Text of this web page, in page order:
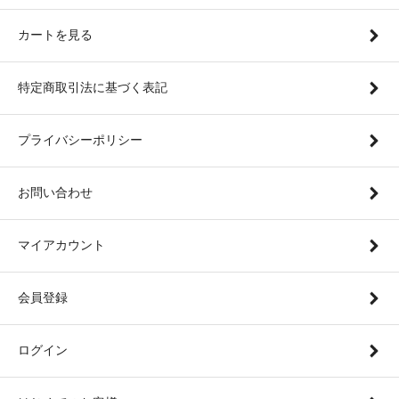
カートを見る
特定商取引法に基づく表記
プライバシーポリシー
お問い合わせ
マイアカウント
会員登録
ログイン